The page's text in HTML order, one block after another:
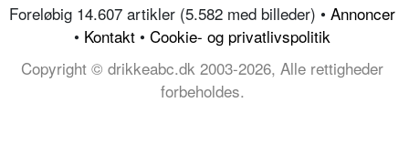
Foreløbig 14.607 artikler (5.582 med billeder) • Annoncer
• Kontakt • Cookie- og privatlivspolitik
Copyright © drikkeabc.dk 2003-2026, Alle rettigheder
forbeholdes.